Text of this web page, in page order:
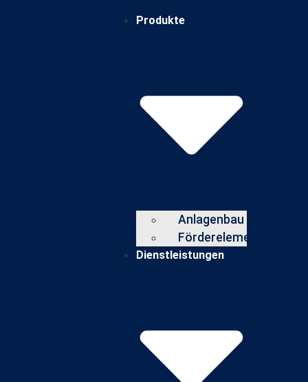
Produkte
Anlagenbau
Förderelemente
Dienstleistungen